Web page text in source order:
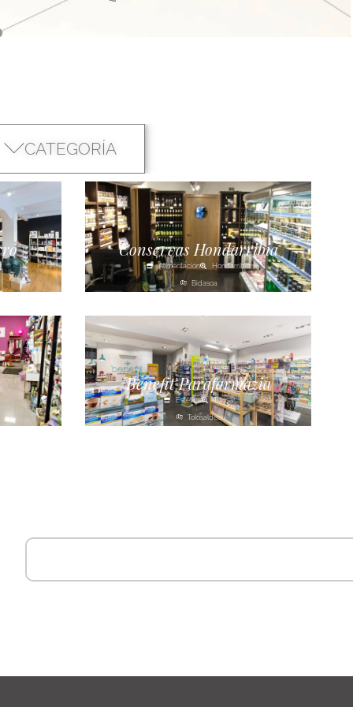
CATEGORÍA
Conservas Hondarribia
Alimentación Hondarribia
Bidasoa
Benefit Parafarmazia
Estética Tolosa
Tolosaldea